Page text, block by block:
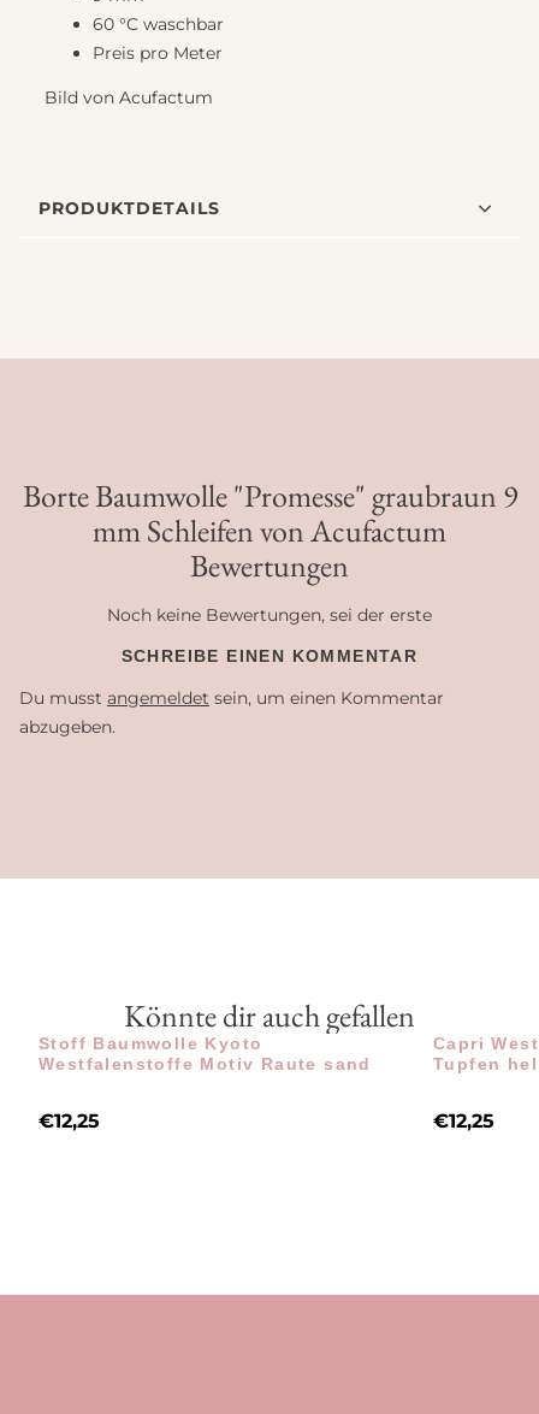
60 °C waschbar
Preis pro Meter
Bild von Acufactum
PRODUKTDETAILS
Borte Baumwolle "Promesse" graubraun 9
mm Schleifen von Acufactum
Bewertungen
Noch keine Bewertungen, sei der erste
SCHREIBE EINEN KOMMENTAR
Du musst angemeldet sein, um einen Kommentar
abzugeben.
Könnte dir auch gefallen
Stoff Baumwolle Kyoto
Westfalenstoffe Motiv Raute sand
€12,25
Capri
Tupfen
€12,25